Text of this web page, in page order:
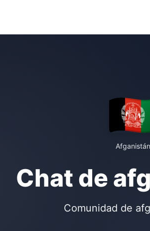
Afganistán
Chat de
Comunidad de